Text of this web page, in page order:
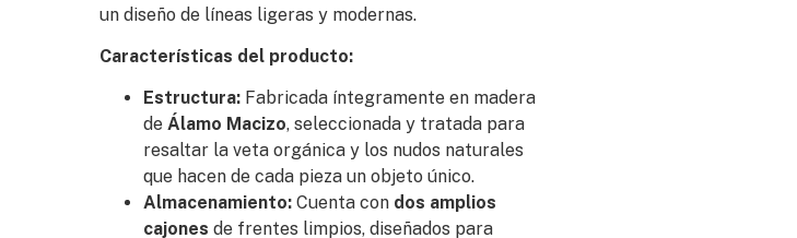
un diseño de líneas ligeras y modernas.
Características del producto:
Estructura:Fabricada íntegramente en madera
de Álamo Macizo, seleccionada y tratada para
resaltar la veta orgánica y los nudos naturales
que hacen de cada pieza un objeto único.
Almacenamiento:Cuenta con dos amplios
cajones de frentes limpios, diseñados para